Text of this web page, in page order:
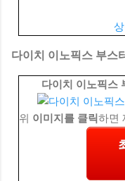
다이치 이노픽스 부스
다이치 이노픽스
위 이미지를 클릭하면